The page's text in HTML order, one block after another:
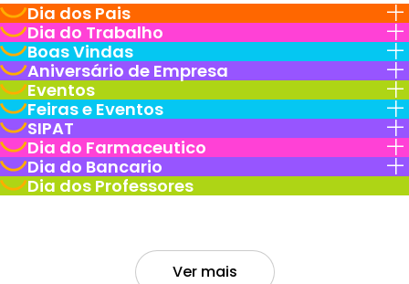
Dia dos Pais
Dia do Trabalho
Boas Vindas
Aniversário de Empresa
Eventos
Feiras e Eventos
SIPAT
Dia do Farmaceutico
Dia do Bancario
Dia dos Professores
Ver mais